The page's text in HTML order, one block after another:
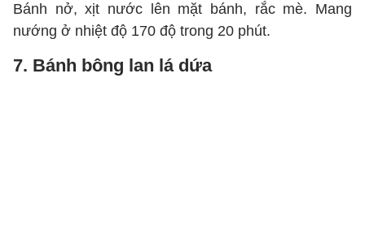
Bánh nở, xịt nước lên mặt bánh, rắc mè. Mang
nướng ở nhiệt độ 170 độ trong 20 phút.
7. Bánh bông lan lá dứa